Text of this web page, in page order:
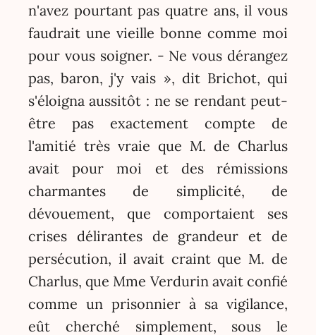
n'avez pourtant pas quatre ans, il vous
faudrait une vieille bonne comme moi
pour vous soigner. - Ne vous dérangez
pas, baron, j'y vais », dit Brichot, qui
s'éloigna aussitôt : ne se rendant peut-
être pas exactement compte de
l'amitié très vraie que M. de Charlus
avait pour moi et des rémissions
charmantes de simplicité, de
dévouement, que comportaient ses
crises délirantes de grandeur et de
persécution, il avait craint que M. de
Charlus, que Mme Verdurin avait confié
comme un prisonnier à sa vigilance,
eût cherché simplement, sous le